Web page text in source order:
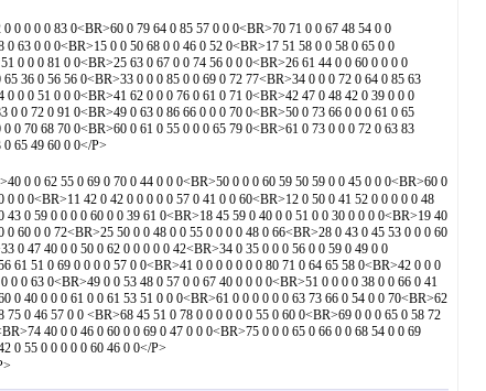
0 0 0 83 0<BR>60 0 79 64 0 85 57 0 0 0<BR>70 71 0 0 67 48 54 0 0
63 0 0 0<BR>15 0 0 50 68 0 0 46 0 52 0<BR>17 51 58 0 0 58 0 65 0 0
0 0 0 81 0 0<BR>25 63 0 67 0 0 74 56 0 0 0<BR>26 61 44 0 0 60 0 0 0 0
36 0 56 56 0<BR>33 0 0 0 85 0 0 69 0 72 77<BR>34 0 0 0 72 0 64 0 85 63
0 0 51 0 0 0<BR>41 62 0 0 0 76 0 61 0 71 0<BR>42 47 0 48 42 0 39 0 0 0
0 72 0 91 0<BR>49 0 63 0 86 66 0 0 0 70 0<BR>50 0 73 66 0 0 0 61 0 65
0 70 68 70 0<BR>60 0 61 0 55 0 0 0 65 79 0<BR>61 0 73 0 0 0 72 0 63 83
65 49 60 0 0</P>
0 62 55 0 69 0 70 0 44 0 0 0<BR>50 0 0 0 60 59 50 59 0 0 45 0 0 0<BR>60 0
0 0<BR>11 42 0 42 0 0 0 0 0 57 0 41 0 0 60<BR>12 0 50 0 41 52 0 0 0 0 0 48
0 59 0 0 0 0 60 0 0 39 61 0<BR>18 45 59 0 40 0 0 51 0 0 30 0 0 0 0<BR>19 40
60 0 0 72<BR>25 50 0 0 48 0 0 55 0 0 0 0 48 0 66<BR>28 0 43 0 45 53 0 0 0 60
0 47 40 0 0 50 0 62 0 0 0 0 0 42<BR>34 0 35 0 0 0 56 0 0 59 0 49 0 0
61 51 0 69 0 0 0 0 57 0 0<BR>41 0 0 0 0 0 0 0 80 71 0 64 65 58 0<BR>42 0 0 0
0 63 0<BR>49 0 0 53 48 0 57 0 0 67 40 0 0 0 0<BR>51 0 0 0 0 38 0 0 66 0 41
0 40 0 0 0 61 0 0 61 53 51 0 0 0<BR>61 0 0 0 0 0 0 63 73 66 0 54 0 0 70<BR>62
0 46 57 0 0 <BR>68 45 51 0 78 0 0 0 0 0 0 55 0 60 0<BR>69 0 0 0 65 0 58 72
40 0 0 46 0 60 0 0 69 0 47 0 0 0<BR>75 0 0 0 65 0 66 0 0 68 54 0 0 69
0 55 0 0 0 0 0 60 46 0 0</P>